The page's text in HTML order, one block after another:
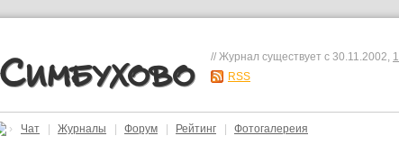
Симбухово // Журнал существует с 30.11.2002,
RSS
› Чат | Журналы | Форум | Рейтинг | Фотогалереия